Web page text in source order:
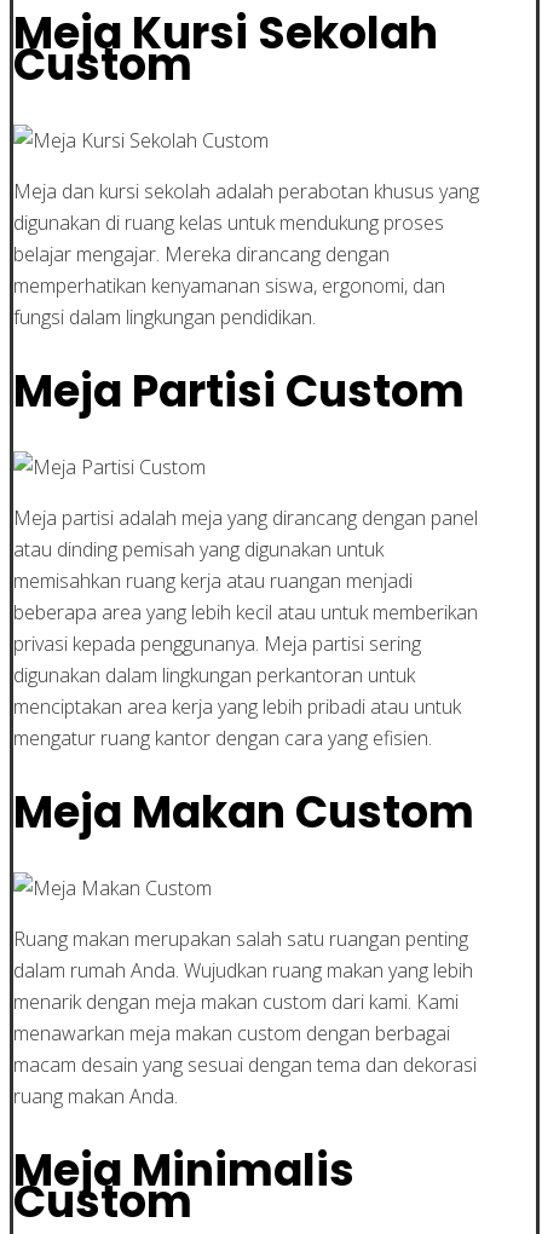
Meja Kursi Sekolah
Custom
Meja dan kursi sekolah adalah perabotan khusus yang
digunakan di ruang kelas untuk mendukung proses
belajar mengajar. Mereka dirancang dengan
memperhatikan kenyamanan siswa, ergonomi, dan
fungsi dalam lingkungan pendidikan.
Meja Partisi Custom
Meja partisi adalah meja yang dirancang dengan panel
atau dinding pemisah yang digunakan untuk
memisahkan ruang kerja atau ruangan menjadi
beberapa area yang lebih kecil atau untuk memberikan
privasi kepada penggunanya. Meja partisi sering
digunakan dalam lingkungan perkantoran untuk
menciptakan area kerja yang lebih pribadi atau untuk
mengatur ruang kantor dengan cara yang efisien.
Meja Makan Custom
Ruang makan merupakan salah satu ruangan penting
dalam rumah Anda. Wujudkan ruang makan yang lebih
menarik dengan meja makan custom dari kami. Kami
menawarkan meja makan custom dengan berbagai
macam desain yang sesuai dengan tema dan dekorasi
ruang makan Anda.
Meja Minimalis
Custom